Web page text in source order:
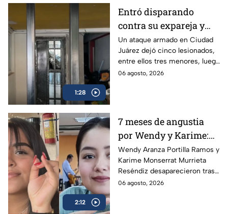
1:28
Entró disparando
contra su expareja y
sus hijos: Ataque
armado conmociona a
Ciudad Juárez
Un ataque armado en Ciudad
Juárez dejó cinco lesionados,
entre ellos tres menores, luego
de que un exesposo
06 agosto, 2026
2:12
7 meses de angustia
por Wendy y Karime:
desaparecieron tras
acudir a funeral de
reportero en Veracruz
Wendy Aranza Portilla Ramos y
Karime Monserrat Murrieta
Reséndiz desaparecieron tras
asistir al funeral del reportero
06 agosto, 2026